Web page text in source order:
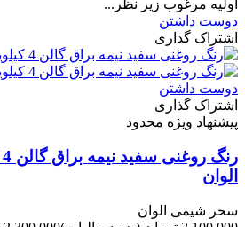
اولیه مرغوب زیر نظر...
دوست داشتن
اشتراک گذاری
دوست داشتن
اشتراک گذاری
پیشنهاد ویژه محدود
الوان
سحر شیمی الوان